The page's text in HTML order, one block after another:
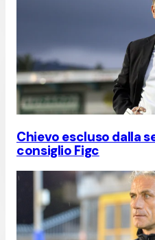
Chievo escluso dalla
consiglio Figc